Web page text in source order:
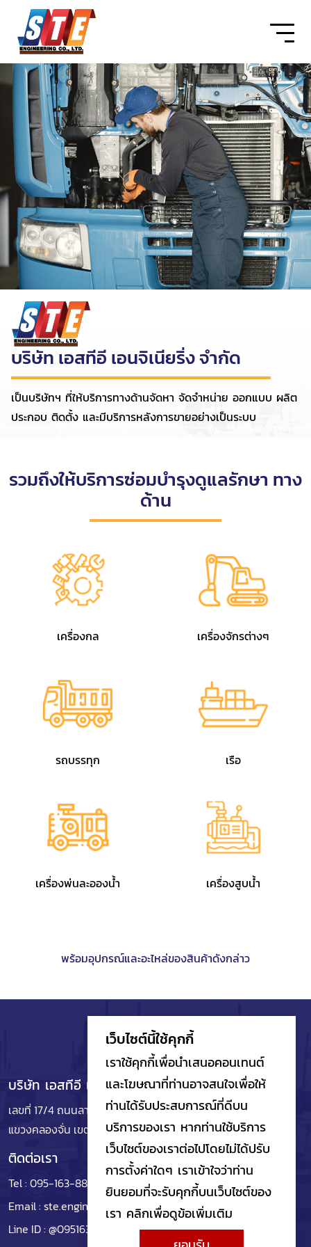
บริษัท เอสทีอี เอนจิเนียริ่ง จำกัด
เป็นบริษัทฯ ที่ให้บริการทางด้านจัดหา จัดจำหน่าย ออกแบบ ผลิต
ประกอบ ติดตั้ง และมีบริการหลังการขายอย่างเป็นระบบ
รวมถึงให้บริการซ่อมบำรุงดูแลรักษา ทาง
ด้าน
เครื่องกล เครื่องจักรต่างๆ
รถบรรทุก เรือ
เครื่องพ่นละอองน้ำ เครื่องสูบน้ำ
พร้อมอุปกรณ์และอะไหล่ของสินค้าดังกล่าว
บริษัท เอสทีอี เอนจิเนียริ่ง จำกัด
เลขที่ 17/4 ถนนลาดพร้าว ซอยลาดพร้าว 101แยก 48 (บ่อปลา)
แขวงคลองจั่น เขตบางกะปิกรุงเทพมหานคร 10240
ติดต่อเรา
Tel : 095-163-8841
Email : ste.engineering22@gmail.com
Line ID : @0951638841
เว็บไซต์นี้ใช้คุกกี้
เราใช้คุกกี้เพื่อนำเสนอคอนเทนต์
และโฆษณาที่ท่านอาจสนใจเพื่อให้
ท่านได้รับประสบการณ์ที่ดีบน
บริการของเรา หากท่านใช้บริการ
เว็บไซต์ของเราต่อไปโดยไม่ได้ปรับ
การตั้งค่าใดๆ เราเข้าใจว่าท่าน
ยินยอมที่จะรับคุกกี้บนเว็บไซต์ของ
เรา คลิกเพื่อดูข้อเพิ่มเติม